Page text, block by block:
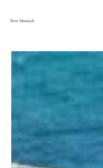
Peter Hennrich